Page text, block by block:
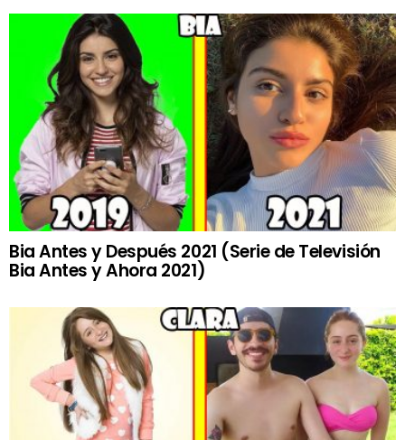
Bia Antes y Después 2021 (Serie de Televisión
Bia Antes y Ahora 2021)